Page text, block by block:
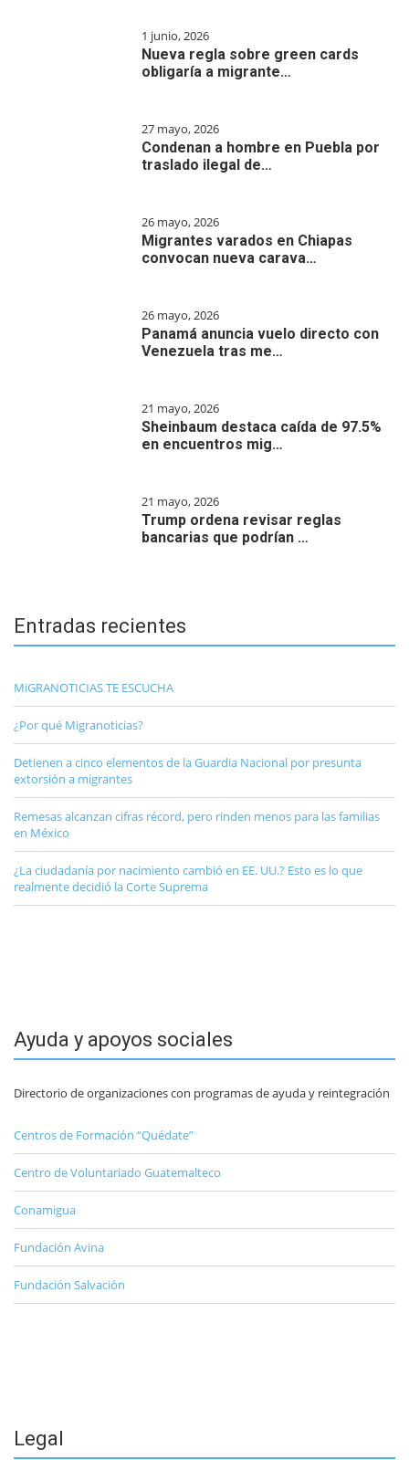
1 junio, 2026
Nueva regla sobre green cards
obligaría a migrante…
27 mayo, 2026
Condenan a hombre en Puebla por
traslado ilegal de…
26 mayo, 2026
Migrantes varados en Chiapas
convocan nueva carava…
26 mayo, 2026
Panamá anuncia vuelo directo con
Venezuela tras me…
21 mayo, 2026
Sheinbaum destaca caída de 97.5%
en encuentros mig…
21 mayo, 2026
Trump ordena revisar reglas
bancarias que podrían …
Entradas recientes
MiGRANOTICIAS TE ESCUCHA
¿Por qué Migranoticias?
Detienen a cinco elementos de la Guardia Nacional por presunta
extorsión a migrantes
Remesas alcanzan cifras récord, pero rinden menos para las familias
en México
¿La ciudadanía por nacimiento cambió en EE. UU.? Esto es lo que
realmente decidió la Corte Suprema
Ayuda y apoyos sociales
Directorio de organizaciones con programas de ayuda y reintegración
Centros de Formación “Quédate”
Centro de Voluntariado Guatemalteco
Conamigua
Fundación Avina
Fundación Salvación
Legal